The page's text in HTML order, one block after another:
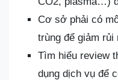
Cơ sở phải có
trùng để giảm rủi
Tìm hiểu review
dụng dịch vụ để